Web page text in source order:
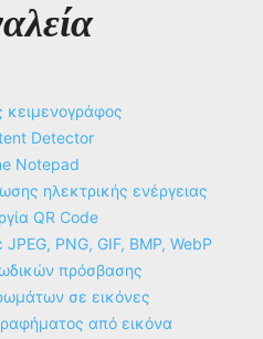
κειμενογράφος
Detector
Notepad
ηλεκτρικής ενέργειας
QR Code
PNG, GIF, BMP, WebP
πρόσβασης
σε εικόνες
από εικόνα